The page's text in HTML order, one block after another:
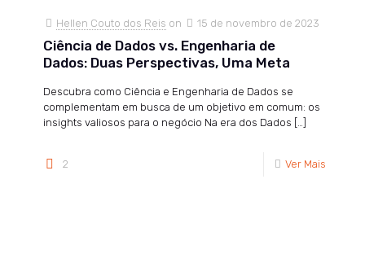
Hellen Couto dos Reis on 15 de novembro de 2023
Ciência de Dados vs. Engenharia de
Dados: Duas Perspectivas, Uma Meta
Descubra como Ciência e Engenharia de Dados se
complementam em busca de um objetivo em comum: os
insights valiosos para o negócio Na era dos Dados
2 Ver Mais